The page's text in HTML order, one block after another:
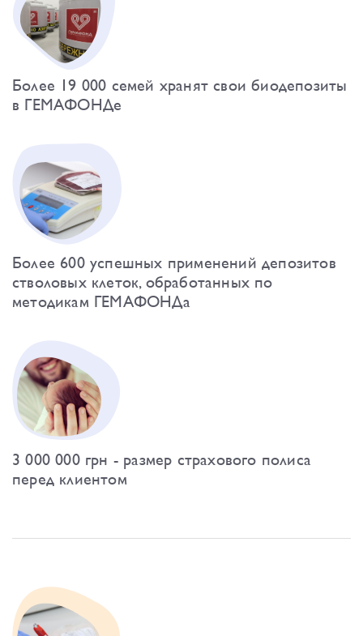
Более 19 000 семей хранят свои биодепозиты
в ГЕМАФОНДе
Более 600 успешных применений депозитов
стволовых клеток, обработанных по
методикам ГЕМАФОНДа
3 000 000 грн - размер страхового полиса
перед клиентом